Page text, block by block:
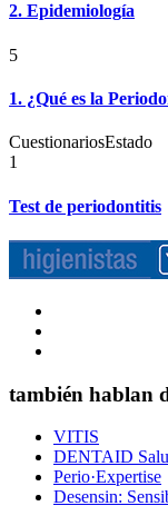
2. Epidemiología
5
1. ¿Qué es la
CuestionariosEstado
1
Test de periodontitis
también hablan
VITIS
DENTAID
Perio·Expertise
Desensin: